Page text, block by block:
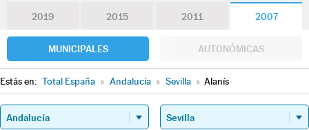
2019 2015 2011 2007
MUNICIPALES AUTONÓMICAS
Estás en: Total España » Andalucía » Sevilla » Alanís